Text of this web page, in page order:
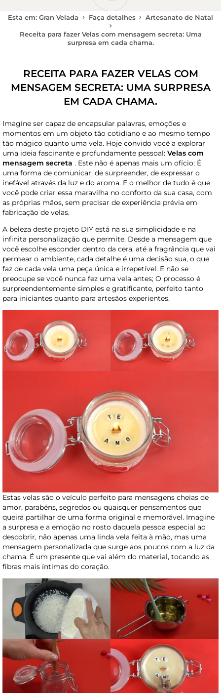
Esta em: Gran Velada Faça detalhes Artesanato de Natal
Receita para fazer Velas com mensagem secreta: Uma
surpresa em cada chama.
RECEITA PARA FAZER VELAS COM
MENSAGEM SECRETA: UMA SURPRESA
EM CADA CHAMA.
Imagine ser capaz de encapsular palavras, emoções e
momentos em um objeto tão cotidiano e ao mesmo tempo
tão mágico quanto uma vela. Hoje convido você a explorar
uma ideia fascinante e profundamente pessoal: Velas com
mensagem secreta . Este não é apenas mais um ofício; É
uma forma de comunicar, de surpreender, de expressar o
inefável através da luz e do aroma. E o melhor de tudo é que
você pode criar essa maravilha no conforto da sua casa, com
as próprias mãos, sem precisar de experiência prévia em
fabricação de velas.
A beleza deste projeto DIY está na sua simplicidade e na
infinita personalização que permite. Desde a mensagem que
você escolhe esconder dentro da cera, até a fragrância que vai
permear o ambiente, cada detalhe é uma decisão sua, o que
faz de cada vela uma peça única e irrepetível. E não se
preocupe se você nunca fez uma vela antes; O processo é
surpreendentemente simples e gratificante, perfeito tanto
para iniciantes quanto para artesãos experientes.
Estas velas são o veículo perfeito para mensagens cheias de
amor, parabéns, segredos ou quaisquer pensamentos que
queira partilhar de uma forma original e memorável. Imagine
a surpresa e a emoção no rosto daquela pessoa especial ao
descobrir, não apenas uma linda vela feita à mão, mas uma
mensagem personalizada que surge aos poucos com a luz da
chama. É um presente que vai além do material, tocando as
fibras mais íntimas do coração.